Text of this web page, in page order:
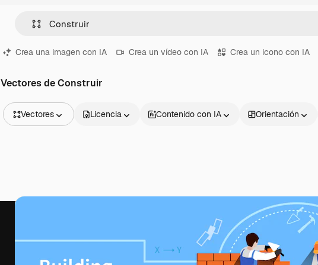
Crea una imagen con IA Crea un vídeo con IA Crea un icono con IA
Vectores de Construir
Vectores
Vídeos
Iconos
Licencia Contenido con IA Orientación
Productos